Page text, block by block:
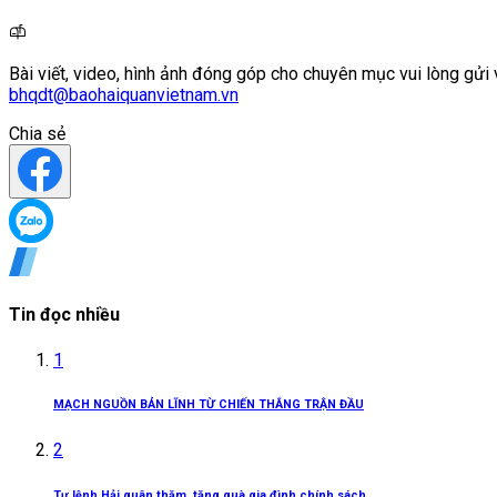
Bài viết, video, hình ảnh đóng góp cho chuyên mục vui lòng gửi
bhqdt@baohaiquanvietnam.vn
Chia sẻ
Tin đọc nhiều
1
MẠCH NGUỒN BẢN LĨNH TỪ CHIẾN THẮNG TRẬN ĐẦU
2